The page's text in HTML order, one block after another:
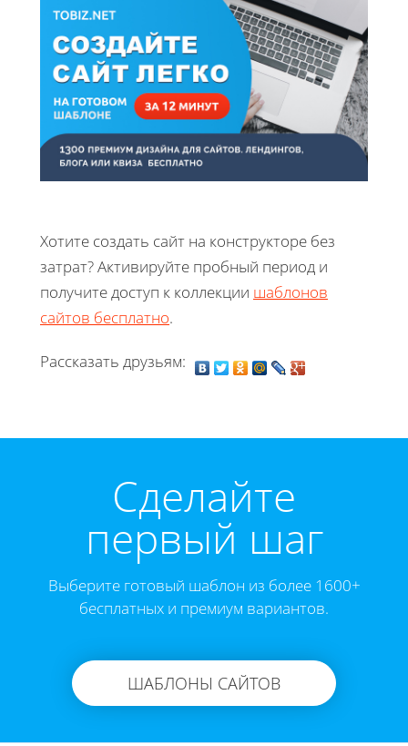
Хотите создать сайт на конструкторе без
затрат? Активируйте пробный период и
получите доступ к коллекции шаблонов
сайтов бесплатно.
Рассказать друзьям:
Cделайте
первый шаг
Выберите готовый шаблон из более 1600+
бесплатных и премиум вариантов.
ШАБЛОНЫ САЙТОВ